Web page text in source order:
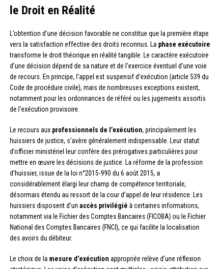
le Droit en Réalité
L’obtention d’une décision favorable ne constitue que la première étape
vers la satisfaction effective des droits reconnus. La phase exécutoire
transforme le droit théorique en réalité tangible. Le caractère exécutoire
d’une décision dépend de sa nature et de l’exercice éventuel d’une voie
de recours. En principe, l’appel est suspensif d’exécution (article 539 du
Code de procédure civile), mais de nombreuses exceptions existent,
notamment pour les ordonnances de référé ou les jugements assortis
de l’exécution provisoire.
Le recours aux professionnels de l’exécution, principalement les
huissiers de justice, s’avère généralement indispensable. Leur statut
d’officier ministériel leur confère des prérogatives particulières pour
mettre en œuvre les décisions de justice. La réforme de la profession
d’huissier, issue de la loi n°2015-990 du 6 août 2015, a
considérablement élargi leur champ de compétence territoriale,
désormais étendu au ressort de la cour d’appel de leur résidence. Les
huissiers disposent d’un accès privilégié à certaines informations,
notamment via le Fichier des Comptes Bancaires (FICOBA) ou le Fichier
National des Comptes Bancaires (FNCI), ce qui facilite la localisation
des avoirs du débiteur.
Le choix de la mesure d’exécution appropriée relève d’une réflexion